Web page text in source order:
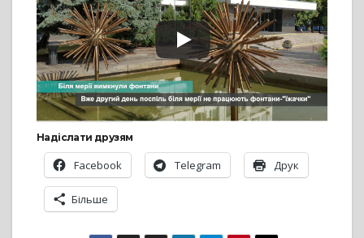
Надіслати друзям
Facebook Telegram Друк
Більше